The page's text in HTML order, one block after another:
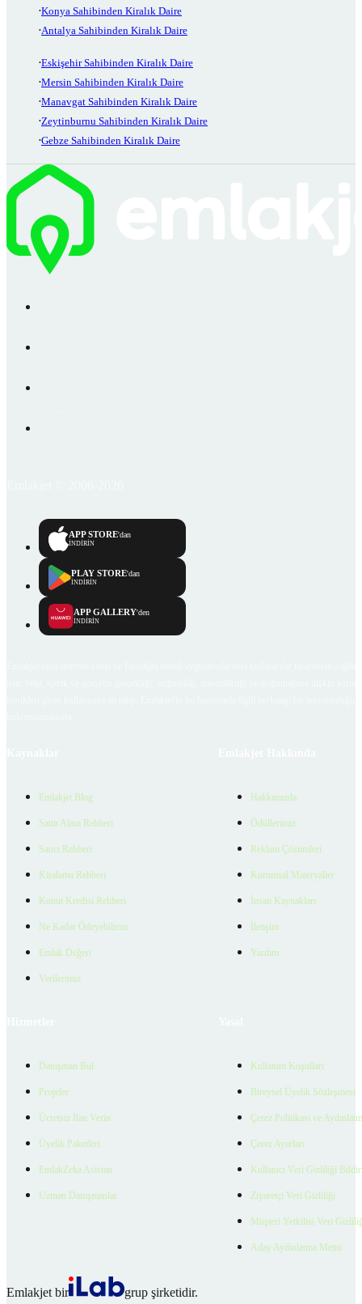
Konya Sahibinden Kiralık Daire
Antalya Sahibinden Kiralık Daire
Eskişehir Sahibinden Kiralık Daire
Mersin Sahibinden Kiralık Daire
Manavgat Sahibinden Kiralık Daire
Zeytinburnu Sahibinden Kiralık Daire
Gebze Sahibinden Kiralık Daire
APP STORE'dan
İNDİRİN
PLAY STORE'dan
İNDİRİN
APP GALLERY'den
İNDİRİN
Emlakjet Blog
Satın Alma Rehberi
Satıcı Rehberi
Kiralama Rehberi
Konut Kredisi Rehberi
Ne Kadar Ödeyebilirim
Emlak Değeri
Verilerimiz
Hakkımızda
Ödüllerimiz
Reklam Çözümleri
Kurumsal Materyaller
İnsan Kaynakları
İletişim
Yardım
Danışman Bul
Projeler
Ücretsiz İlan Verin
Üyelik Paketleri
EmlakZeka Asistan
Uzman Danışmanlar
Kullanım Koşulları
Bireysel Üyelik Sözleşmesi
Çerez Politikası ve
Çerez Ayarları
Kullanıcı Veri Gizliliği
Ziyaretçi Veri Gizliliği
Müşteri Yetkilisi Veri
Aday Aydınlatma Metni
Emlakjet bir
grup şirketidir.